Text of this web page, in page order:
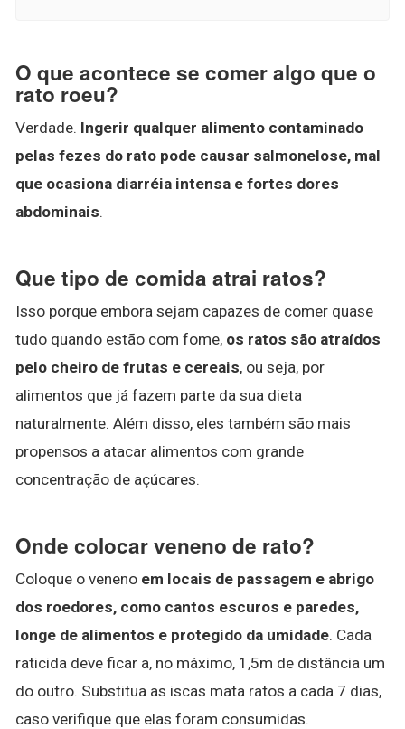
O que acontece se comer algo que o
rato roeu?
Verdade. Ingerir qualquer alimento contaminado
pelas fezes do rato pode causar salmonelose, mal
que ocasiona diarréia intensa e fortes dores
abdominais.
Que tipo de comida atrai ratos?
Isso porque embora sejam capazes de comer quase
tudo quando estão com fome, os ratos são atraídos
pelo cheiro de frutas e cereais, ou seja, por
alimentos que já fazem parte da sua dieta
naturalmente. Além disso, eles também são mais
propensos a atacar alimentos com grande
concentração de açúcares.
Onde colocar veneno de rato?
Coloque o veneno em locais de passagem e abrigo
dos roedores, como cantos escuros e paredes,
longe de alimentos e protegido da umidade. Cada
raticida deve ficar a, no máximo, 1,5m de distância um
do outro. Substitua as iscas mata ratos a cada 7 dias,
caso verifique que elas foram consumidas.